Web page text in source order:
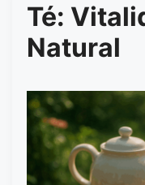
Té:
Natural